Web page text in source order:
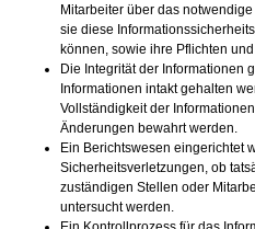
Mitarbeiter über das
sie diese
können, sowie ihre Pflichten
Die Integrität der Informationen
Informationen intakt gehalten
Vollständigkeit der
Änderungen bewahrt werden.
Ein Berichtswesen eingerichtet
Sicherheitsverletzungen, ob
zuständigen Stellen oder
untersucht werden.